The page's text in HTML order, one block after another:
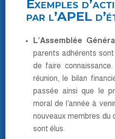
Exemples
par l’APEL
L’Assemblée
parents adhérents
de faire
réunion, le bilan
passée ainsi que le
moral de l’année à
nouveaux membres du
sont élus.